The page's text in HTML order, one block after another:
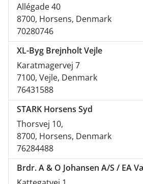
Allégade 40
8700, Horsens, Denmark
70280746
XL-Byg Brejnholt Vejle
Karatmagervej 7
7100, Vejle, Denmark
76431588
STARK Horsens Syd
Thorsvej 10,
8700, Horsens, Denmark
76284488
Brdr. A & O Johansen A/S / EA